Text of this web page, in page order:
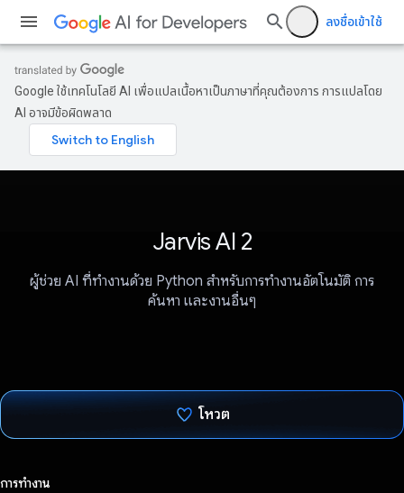
ลงชื่อเข้าใช้
Google ใช้เทคโนโลยี AI เพื่อแปลเนื้อหาเป็นภาษาที่คุณต้องการ การแปลโดย
AI อาจมีข้อผิดพลาด
Jarvis AI 2
ผู้ช่วย AI ที่ทำงานด้วย Python สำหรับการทำงานอัตโนมัติ การ
ค้นหา และงานอื่นๆ
โหวต
การทำงาน